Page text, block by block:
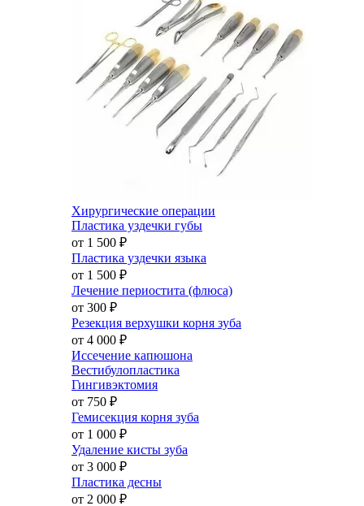
Хирургические операции
Пластика уздечки губы
от 1 500 ₽
Пластика уздечки языка
от 1 500 ₽
Лечение периостита (флюса)
от 300 ₽
Резекция верхушки корня зуба
от 4 000 ₽
Иссечение капюшона
Вестибулопластика
Гингивэктомия
от 750 ₽
Гемисекция корня зуба
от 1 000 ₽
Удаление кисты зуба
от 3 000 ₽
Пластика десны
от 2 000 ₽